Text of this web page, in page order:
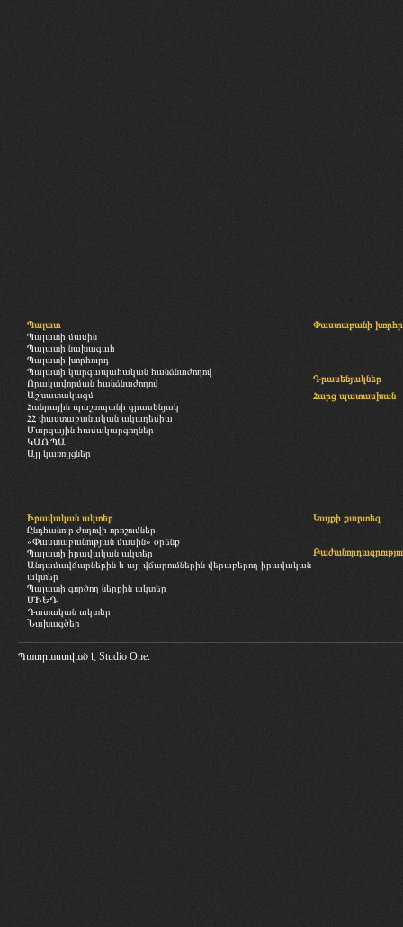
Պալատ
Պալատի մասին
Պալատի նախագահ
Պալատի խորհուրդ
Պալատի կարգապահական հանձնաժողով
Որակավորման հանձնաժողով
Աշխատակազմ
Հանրային պաշտպանի գրասենյակ
ՀՀ փաստաբանական ակադեմիա
Մարզային համակարգողներ
ԿԱՌՊԱ
Այլ կառույցներ
Փաստաբանի
Գրասենյակներ
Հարց-պատասխան
Իրավական ակտեր
Ընդհանուր ժողովի որոշումներ
«Փաստաբանության մասին» օրենք
Պալատի իրավական ակտեր
Անդամավճարներին և այլ վճարումներին վերաբերող իրավական
ակտեր
Պալատի գործող ներքին ակտեր
ՄԻԵԴ
Դատական ակտեր
Նախագծեր
Կայքի քարտեզ
Պատրաստված է Studio One.